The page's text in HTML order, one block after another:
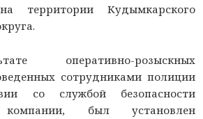
территории Кудымкарского
оперативно-розыскных
сотрудниками полиции
со службой безопасности
компании, был установлен